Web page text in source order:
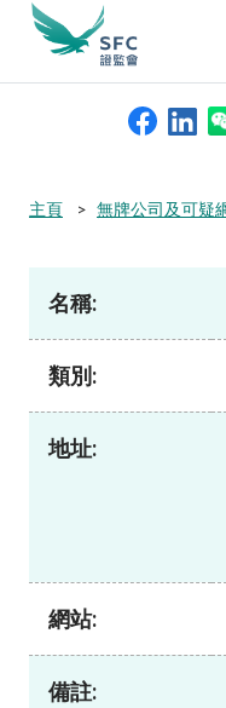
本會簡介
規則及標準
資料庫
尋
主頁 無牌公司及可疑
名稱:
類別:
地址:
網站:
備註: